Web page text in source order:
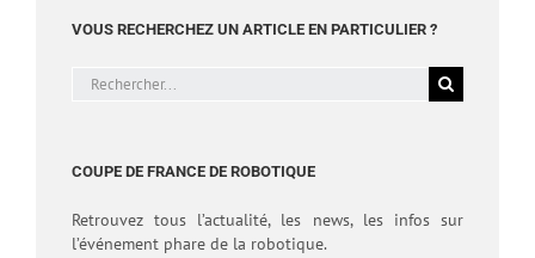
VOUS RECHERCHEZ UN ARTICLE EN PARTICULIER ?
Rechercher:
COUPE DE FRANCE DE ROBOTIQUE
Retrouvez tous l’actualité, les news, les infos sur
l’événement phare de la robotique.